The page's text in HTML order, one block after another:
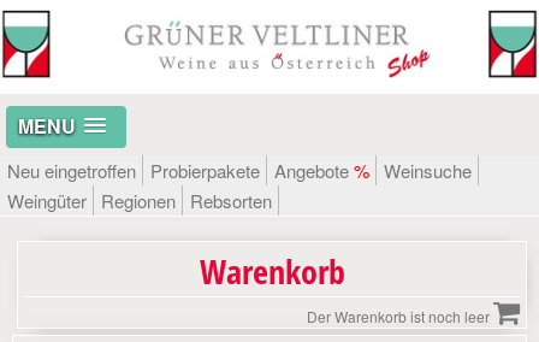
MENU
Neu eingetroffen Probierpakete Angebote% Weinsuche
Weingüter
Regionen Rebsorten
Warenkorb
Der Warenkorb ist noch leer